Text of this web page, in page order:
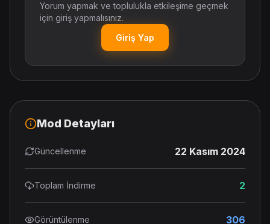
Yorum yapmak ve toplulukla etkileşime geçmek
için giriş yapmalısınız.
Giriş Yap
Mod Detayları
Güncellenme 22 Kasım 2024
Toplam İndirme 2
Görüntülenme 306